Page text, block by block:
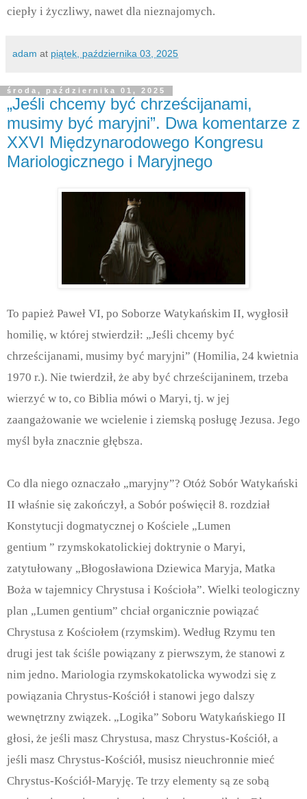
ciepły i życzliwy, nawet dla nieznajomych.
adam at piątek, października 03, 2025
środa, października 01, 2025
„Jeśli chcemy być chrześcijanami,
musimy być maryjni”. Dwa komentarze z
XXVI Międzynarodowego Kongresu
Mariologicznego i Maryjnego
To papież Paweł VI, po Soborze Watykańskim II, wygłosił
homilię, w której stwierdził: „Jeśli chcemy być
chrześcijanami, musimy być maryjni” (Homilia, 24 kwietnia
1970 r.). Nie twierdził, że aby być chrześcijaninem, trzeba
wierzyć w to, co Biblia mówi o Maryi, tj. w jej
zaangażowanie we wcielenie i ziemską posługę Jezusa. Jego
myśl była znacznie głębsza.
Co dla niego oznaczało „maryjny”? Otóż Sobór Watykański
II właśnie się zakończył, a Sobór poświęcił 8. rozdział
Konstytucji dogmatycznej o Kościele „Lumen
gentium ” rzymskokatolickiej doktrynie o Maryi,
zatytułowany „Błogosławiona Dziewica Maryja, Matka
Boża w tajemnicy Chrystusa i Kościoła”. Wielki teologiczny
plan „Lumen gentium” chciał organicznie powiązać
Chrystusa z Kościołem (rzymskim). Według Rzymu ten
drugi jest tak ściśle powiązany z pierwszym, że stanowi z
nim jedno. Mariologia rzymskokatolicka wywodzi się z
powiązania Chrystus-Kościół i stanowi jego dalszy
wewnętrzny związek. „Logika” Soboru Watykańskiego II
głosi, że jeśli masz Chrystusa, masz Chrystus-Kościół, a
jeśli masz Chrystus-Kościół, musisz nieuchronnie mieć
Chrystus-Kościół-Maryję. Te trzy elementy są ze sobą